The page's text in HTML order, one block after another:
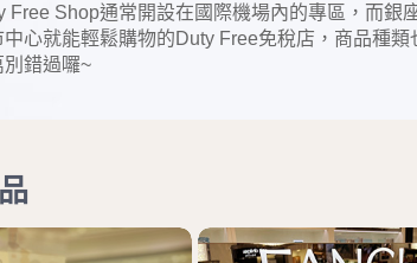
Free Shop通常開設在國際機場內的專區，而銀
中心就能輕鬆購物的Duty Free免稅店，商品種
別錯過囉~